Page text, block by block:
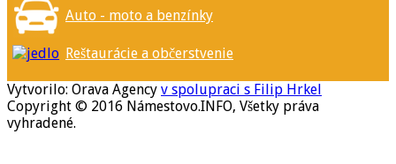
Auto - moto a benzínky
Reštaurácie a občerstvenie
Vytvorilo: Orava Agency v spolupraci s Filip Hrkel
Copyright © 2016 Námestovo.INFO, Všetky práva
vyhradené.